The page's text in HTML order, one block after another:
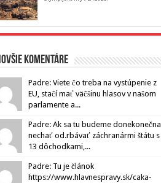
komentáre
Padre: Viete čo treba na vystúpenie z
EU, stačí mať väčšinu hlasov v našom
parlamente a...
Padre: Ak sa tu budeme donekonečna
nechať od.rbávať záchranármi štátu s
13 dôchodkami,...
Padre: Tu je článok
https://www.hlavnespravy.sk/caka-